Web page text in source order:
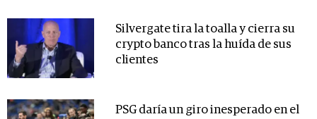
Silvergate tira la toalla y cierra su
crypto banco tras la huída de sus
clientes
PSG daría un giro inesperado en el